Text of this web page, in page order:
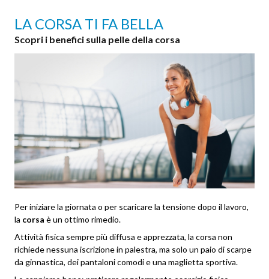
LA CORSA TI FA BELLA
Scopri i benefici sulla pelle della corsa
Per iniziare la giornata o per scaricare la tensione dopo il lavoro,
la corsa è un ottimo rimedio.
Attività fisica sempre più diffusa e apprezzata, la corsa non
richiede nessuna iscrizione in palestra, ma solo un paio di scarpe
da ginnastica, dei pantaloni comodi e una maglietta sportiva.